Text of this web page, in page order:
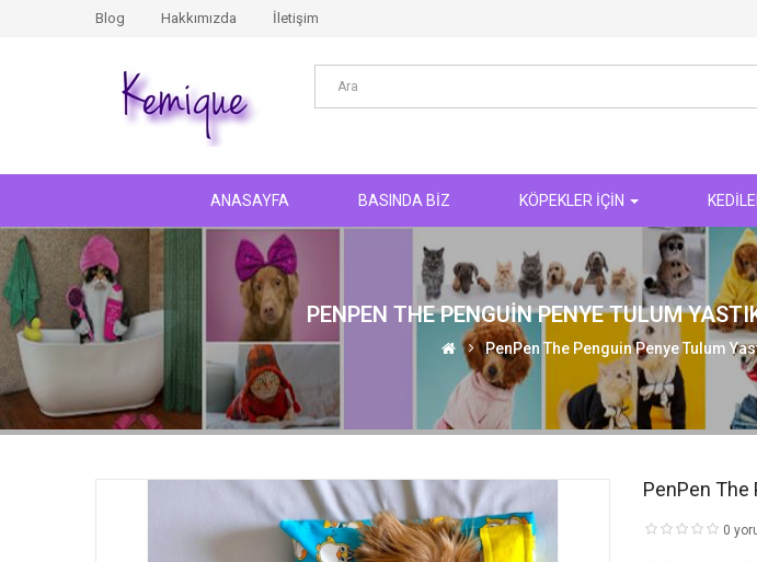
Blog Hakkımızda İletişim
ANASAYFA BASINDA BİZ KÖPEKLER İÇİN
PENPEN THE PENGUIN PENYE TULUM
PenPen The Penguin Penye Tulum
PenPen The
0